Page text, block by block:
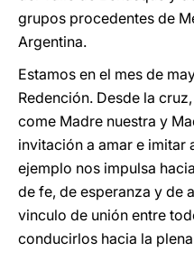
grupos procedentes de
Argentina.
Estamos en el mes de
Redención. Desde la
come Madre nuestra y
invitación a amar e imitar
ejemplo nos impulsa
de fe, de esperanza y de
vinculo de unión entre
conducirlos hacia la